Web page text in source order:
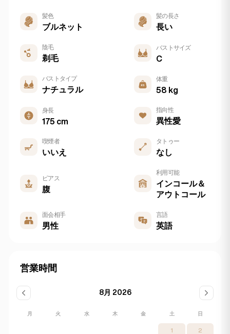
髪色
ブルネット
髪の長さ
長い
陰毛
剃毛
バストサイズ
C
バストタイプ
ナチュラル
体重
58 kg
身長
175 cm
指向性
異性愛
喫煙者
いいえ
タトゥー
なし
ピアス
腹
利用可能
インコール＆
アウトコール
面会相手
男性
言語
英語
営業時間
8月 2026
月 火 水 木 金 土 日
1 2